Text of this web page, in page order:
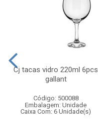
Cj tacas vidro 220ml 6pcs
gallant
Código: 500088
Embalagem: Unidade
Caixa Com: 6 Unidade(s)